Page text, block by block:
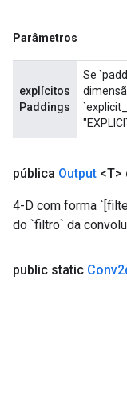
Parâmetros
explícitos
Paddings
Se
pública Output <T>
4-D com forma
do `filtro` da
public static